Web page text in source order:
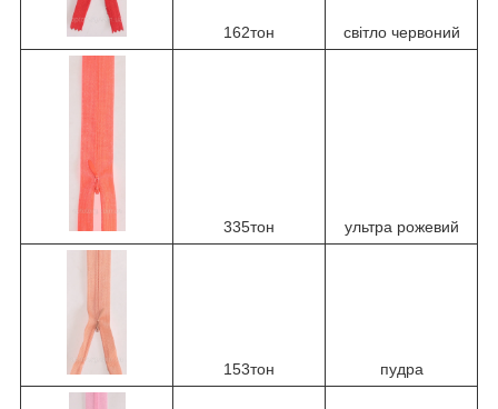
162тон світло червоний
335тон ультра рожевий
153тон пудра